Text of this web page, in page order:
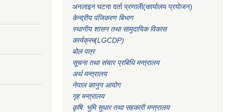
अनलाइन घटना दर्ता प्रणाली(कार्यालय प्रयोजन)
केन्द्रीय पंजिकरण बिभाग
स्थानीय शासन तथा सामुदायिक विकास
कार्यक्रम(LGCDP)
बोल पत्र
सूचना तथा संचार प्रबिधि मन्त्रालय
अर्थ मन्त्रालय
नेपाल कानुन आयोग
गृह मन्त्रालय
कृषि भुमि सुधार तथा सहकारी मन्त्रालय